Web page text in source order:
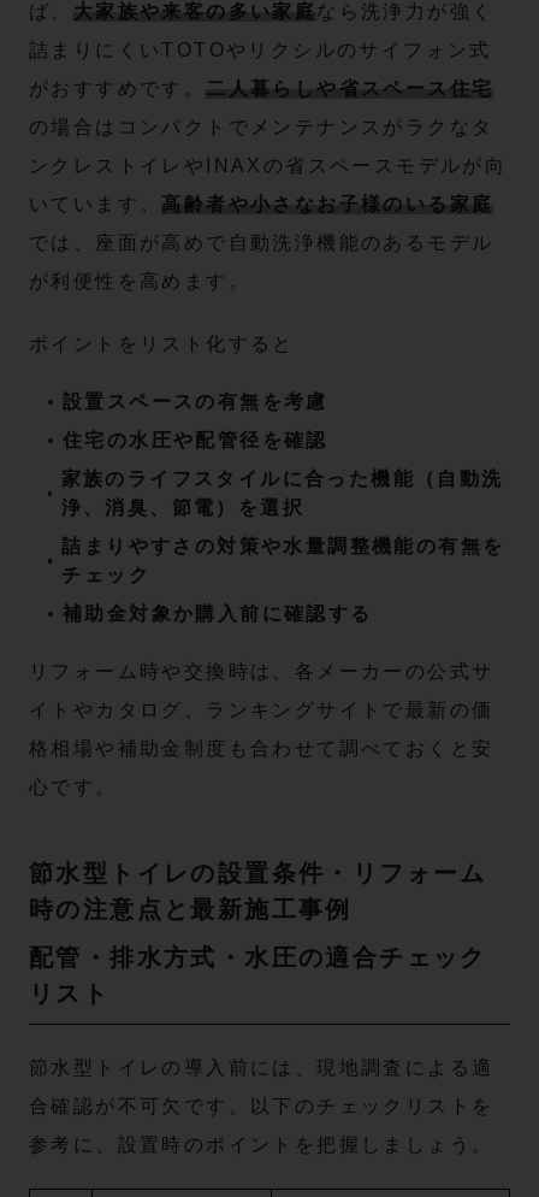
ば、 大家族や来客の多い家庭 なら洗浄力が強く
詰まりにくいTOTOやリクシルのサイフォン式
がおすすめです。二人暮らしや省スペース住宅
の場合はコンパクトでメンテナンスがラクなタ
ンクレストイレやINAXの省スペースモデルが向
いています。 高齢者や小さなお子様のいる家庭
では、座面が高めで自動洗浄機能のあるモデル
が利便性を高めます。
ポイントをリスト化すると
設置スペースの有無を考慮
住宅の水圧や配管径を確認
家族のライフスタイルに合った機能（自動洗
浄、消臭、節電）を選択
詰まりやすさの対策や水量調整機能の有無を
チェック
補助金対象か購入前に確認する
リフォーム時や交換時は、各メーカーの公式サ
イトやカタログ、ランキングサイトで最新の価
格相場や補助金制度も合わせて調べておくと安
心です。
節水型トイレの設置条件・リフォーム
時の注意点と最新施工事例
配管・排水方式・水圧の適合チェック
リスト
節水型トイレの導入前には、現地調査による適
合確認が不可欠です。以下のチェックリストを
参考に、設置時のポイントを把握しましょう。